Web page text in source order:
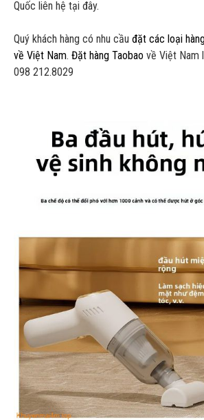
Quốc liên hệ tại đây.
Quý khách hàng có nhu cầu đặt các loại
về Việt Nam. Đặt hàng Taobao về Việt Nam
098 212.8029